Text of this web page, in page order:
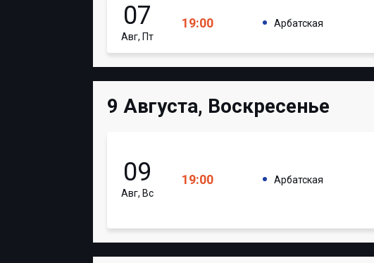
07
Авг, Пт
19:00 Арбатская
9 Августа, Воскресенье
09
Авг, Вс
19:00 Арбатская